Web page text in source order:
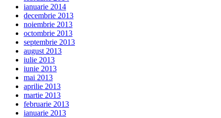
ianuarie 2014
decembrie 2013
noiembrie 2013
octombrie 2013
septembrie 2013
august 2013
iulie 2013
iunie 2013
mai 2013
aprilie 2013
martie 2013
februarie 2013
ianuarie 2013